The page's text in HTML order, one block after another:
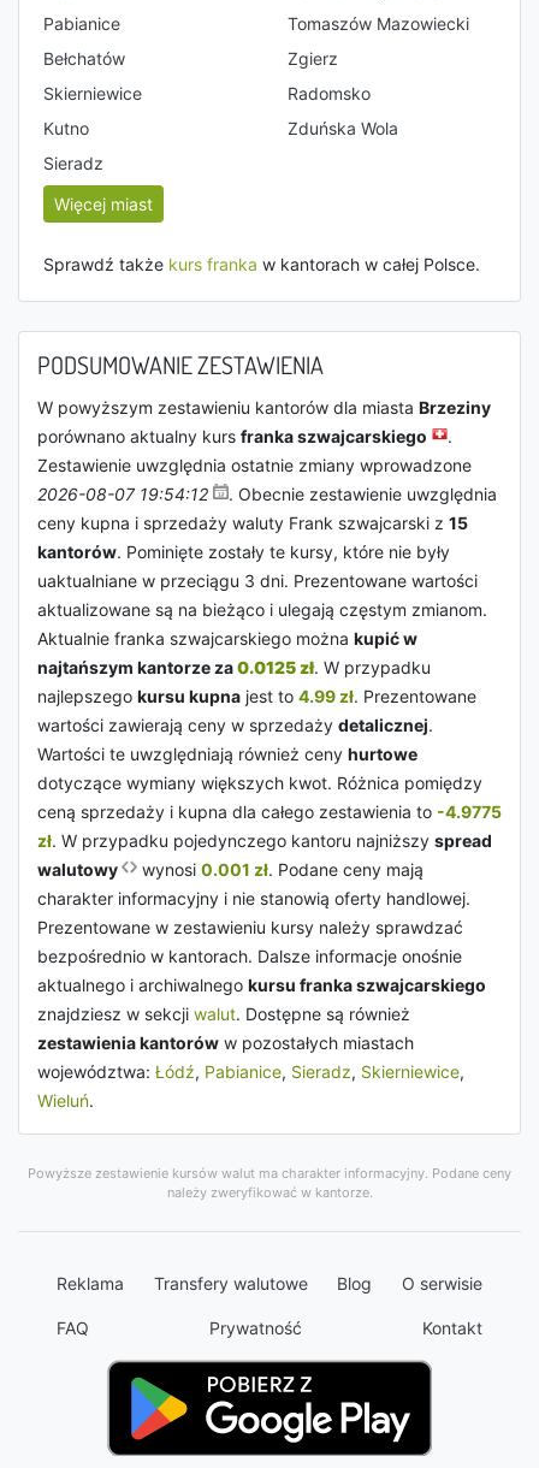
Pabianice
Tomaszów Mazowiecki
Bełchatów
Zgierz
Skierniewice
Radomsko
Kutno
Zduńska Wola
Sieradz
Więcej miast
Sprawdź także kurs franka w kantorach w całej Polsce.
PODSUMOWANIE ZESTAWIENIA
W powyższym zestawieniu kantorów dla miasta Brzeziny
porównano aktualny kurs franka szwajcarskiego
.
Zestawienie uwzględnia ostatnie zmiany wprowadzone
2026-08-07 19:54:12
. Obecnie zestawienie uwzględnia
ceny kupna i sprzedaży waluty Frank szwajcarski z 15
kantorów. Pominięte zostały te kursy, które nie były
uaktualniane w przeciągu 3 dni. Prezentowane wartości
aktualizowane są na bieżąco i ulegają częstym zmianom.
Aktualnie franka szwajcarskiego można kupić w
najtańszym kantorze za0.0125 zł. W przypadku
najlepszego kursu kupna jest to 4.99 zł. Prezentowane
wartości zawierają ceny w sprzedaży detalicznej.
Wartości te uwzględniają również ceny hurtowe
dotyczące wymiany większych kwot. Różnica pomiędzy
ceną sprzedaży i kupna dla całego zestawienia to -4.9775
zł. W przypadku pojedynczego kantoru najniższy spread
walutowy
wynosi 0.001 zł. Podane ceny mają
charakter informacyjny i nie stanowią oferty handlowej.
Prezentowane w zestawieniu kursy należy sprawdzać
bezpośrednio w kantorach. Dalsze informacje onośnie
aktualnego i archiwalnego kursu franka szwajcarskiego
znajdziesz w sekcji walut. Dostępne są również
zestawienia kantorów w pozostałych miastach
województwa: Łódź, Pabianice, Sieradz, Skierniewice,
Wieluń.
Powyższe zestawienie kursów walut ma charakter informacyjny. Podane ceny
należy zweryfikować w kantorze.
Reklama Transfery walutowe Blog O serwisie
FAQ Prywatność Kontakt